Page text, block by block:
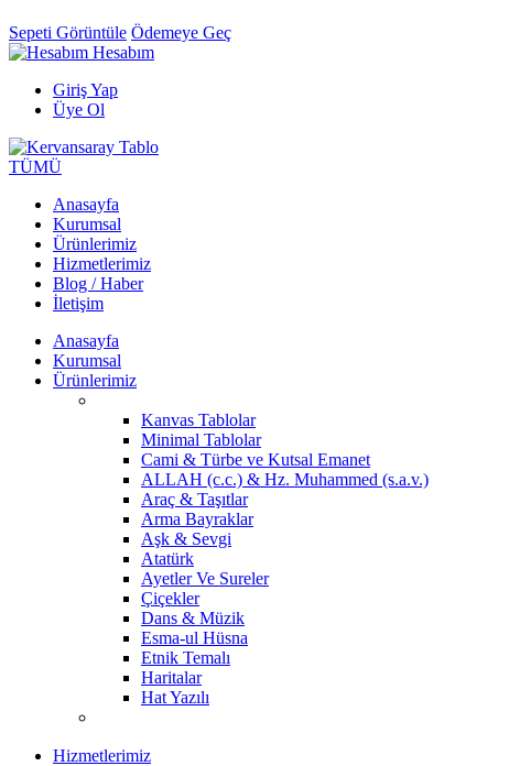
Sepeti Görüntüle Ödemeye Geç
Hesabım
Giriş Yap
Üye Ol
TÜMÜ
Anasayfa
Kurumsal
Ürünlerimiz
Hizmetlerimiz
Blog / Haber
İletişim
Anasayfa
Kurumsal
Ürünlerimiz
Kanvas Tablolar
Minimal Tablolar
Cami & Türbe ve Kutsal Emanet
ALLAH (c.c.) & Hz. Muhammed (s.a.v.)
Araç & Taşıtlar
Arma Bayraklar
Aşk & Sevgi
Atatürk
Ayetler Ve Sureler
Çiçekler
Dans & Müzik
Esma-ul Hüsna
Etnik Temalı
Haritalar
Hat Yazılı
Hizmetlerimiz